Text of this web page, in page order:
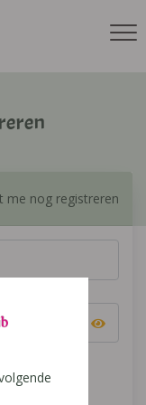
me nog registreren